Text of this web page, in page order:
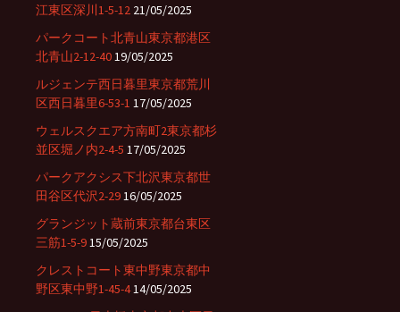
江東区深川1-5-12 21/05/2025
パークコート北青山東京都港区
北青山2-12-4019/05/2025
ルジェンテ西日暮里東京都荒川
区西日暮里6-53-1 17/05/2025
ウェルスクエア方南町2東京都杉
並区堀ノ内2-4-5 17/05/2025
パークアクシス下北沢東京都世
田谷区代沢2-2916/05/2025
グランジット蔵前東京都台東区
三筋1-5-915/05/2025
クレストコート東中野東京都中
野区東中野1-45-414/05/2025